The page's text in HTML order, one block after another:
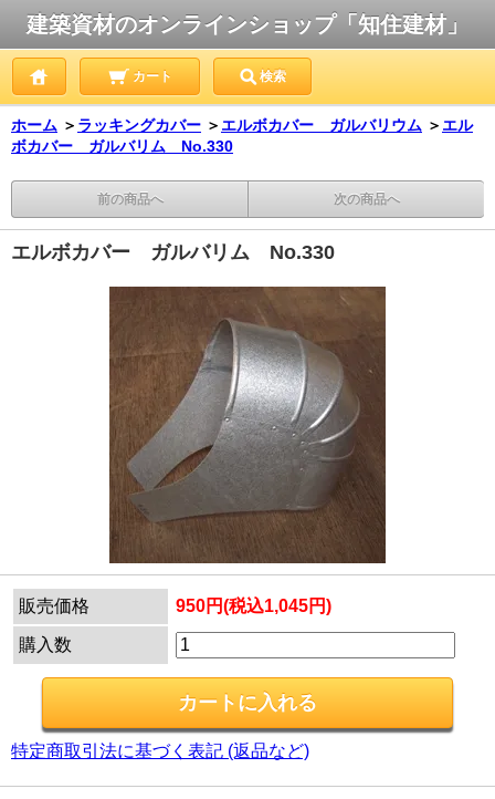
建築資材のオンラインショップ「知住建材」
カート 検索
ホーム ＞ ラッキングカバー ＞ エルボカバー ガルバリウム ＞ エル
ボカバー ガルバリム No.330
前の商品へ 次の商品へ
エルボカバー ガルバリム No.330
販売価格 950円(税込1,045円)
購入数
特定商取引法に基づく表記 (返品など)